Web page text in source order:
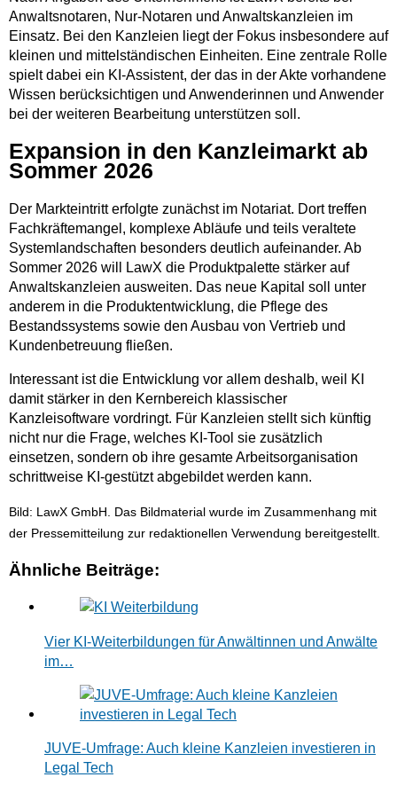
Anwaltsnotaren, Nur-Notaren und Anwaltskanzleien im
Einsatz. Bei den Kanzleien liegt der Fokus insbesondere auf
kleinen und mittelständischen Einheiten. Eine zentrale Rolle
spielt dabei ein KI-Assistent, der das in der Akte vorhandene
Wissen berücksichtigen und Anwenderinnen und Anwender
bei der weiteren Bearbeitung unterstützen soll.
Expansion in den Kanzleimarkt ab
Sommer 2026
Der Markteintritt erfolgte zunächst im Notariat. Dort treffen
Fachkräftemangel, komplexe Abläufe und teils veraltete
Systemlandschaften besonders deutlich aufeinander. Ab
Sommer 2026 will LawX die Produktpalette stärker auf
Anwaltskanzleien ausweiten. Das neue Kapital soll unter
anderem in die Produktentwicklung, die Pflege des
Bestandssystems sowie den Ausbau von Vertrieb und
Kundenbetreuung fließen.
Interessant ist die Entwicklung vor allem deshalb, weil KI
damit stärker in den Kernbereich klassischer
Kanzleisoftware vordringt. Für Kanzleien stellt sich künftig
nicht nur die Frage, welches KI-Tool sie zusätzlich
einsetzen, sondern ob ihre gesamte Arbeitsorganisation
schrittweise KI-gestützt abgebildet werden kann.
Bild: LawX GmbH. Das Bildmaterial wurde im Zusammenhang mit
der Pressemitteilung zur redaktionellen Verwendung bereitgestellt.
Ähnliche Beiträge:
Vier KI-Weiterbildungen für Anwältinnen und Anwälte
im…
JUVE-Umfrage: Auch kleine Kanzleien investieren in
Legal Tech